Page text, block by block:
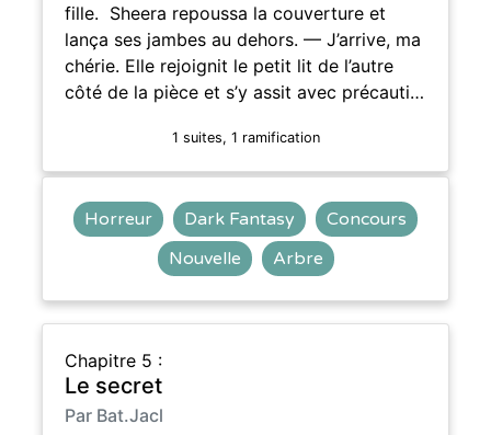
fille. Sheera repoussa la couverture et
lança ses jambes au dehors. — J’arrive, ma
chérie. Elle rejoignit le petit lit de l’autre
côté de la pièce et s’y assit avec précauti…
1 suites, 1 ramification
Horreur Dark Fantasy
Concours
Nouvelle
Arbre
Chapitre 5 :
Le secret
Par Bat.Jacl